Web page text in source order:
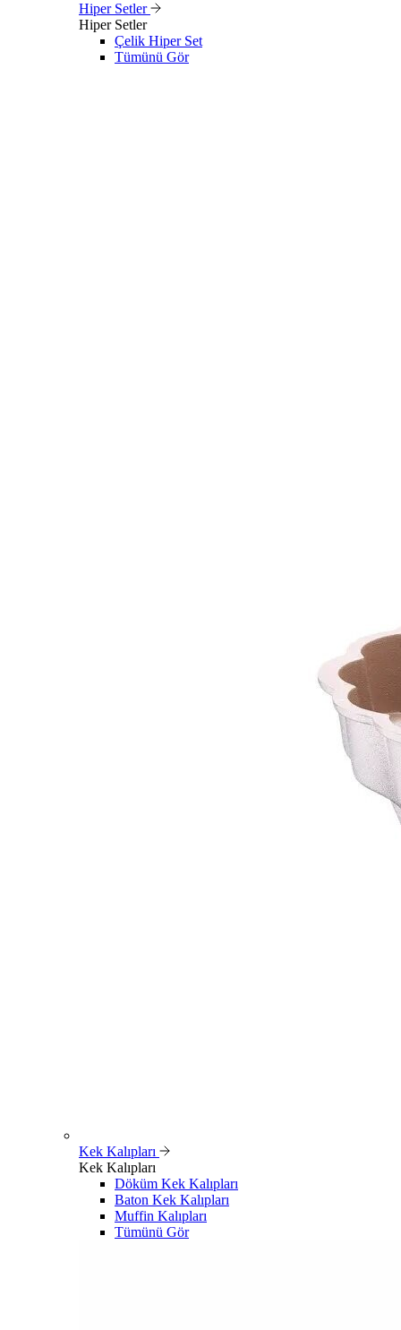
Hiper Setler
Hiper Setler
Çelik Hiper Set
Tümünü Gör
Kek Kalıpları
Kek Kalıpları
Döküm Kek Kalıpları
Baton Kek Kalıpları
Muffin Kalıpları
Tümünü Gör